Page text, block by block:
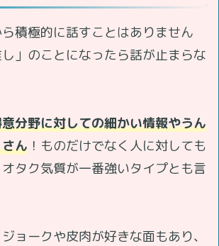
積極的に話すことはありません
」のことになったら話が止まらな
分野に対しての細かい情報やうん
ん ！ものだけでなく人に対しても
タク気質が一番強いタイプとも言
ョークや皮肉が好きな面もあり、